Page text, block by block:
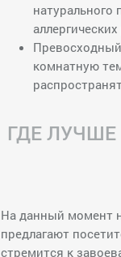
натурального
комнатную
ГДЕ
На данный момент
предлагают
стремится к